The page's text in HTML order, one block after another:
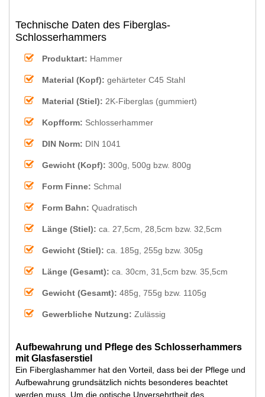
Technische Daten des Fiberglas-
Schlosserhammers
Produktart: Hammer
Material (Kopf): gehärteter C45 Stahl
Material (Stiel): 2K-Fiberglas (gummiert)
Kopfform: Schlosserhammer
DIN Norm: DIN 1041
Gewicht (Kopf): 300g, 500g bzw. 800g
Form Finne: Schmal
Form Bahn: Quadratisch
Länge (Stiel): ca. 27,5cm, 28,5cm bzw. 32,5cm
Gewicht (Stiel): ca. 185g, 255g bzw. 305g
Länge (Gesamt): ca. 30cm, 31,5cm bzw. 35,5cm
Gewicht (Gesamt): 485g, 755g bzw. 1105g
Gewerbliche Nutzung: Zulässig
Aufbewahrung und Pflege des Schlosserhammers
mit Glasfaserstiel
Ein Fiberglashammer hat den Vorteil, dass bei der Pflege und
Aufbewahrung grundsätzlich nichts besonderes beachtet
werden muss. Um die optische Unversehrtheit des